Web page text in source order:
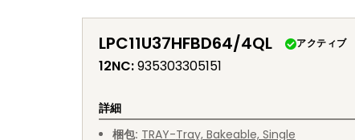
LPC11U37HFBD64/4QL アクティブ
12NC:935303305151
詳細
梱包: TRAY-Tray, Bakeable, Single